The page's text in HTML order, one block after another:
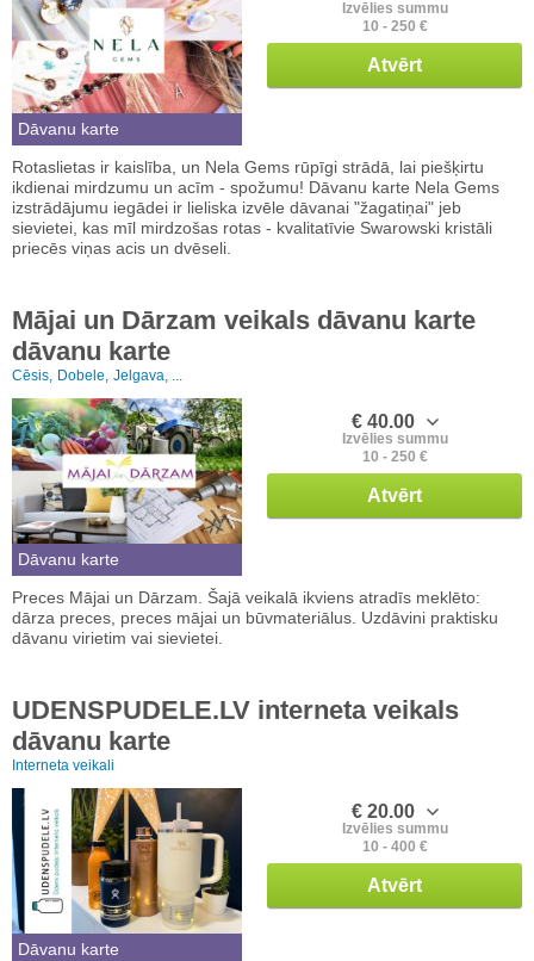
Dāvanu karte
Izvēlies summu
10 - 250 €
Atvērt
Rotaslietas ir kaislība, un Nela Gems rūpīgi strādā, lai piešķirtu
ikdienai mirdzumu un acīm - spožumu! Dāvanu karte Nela Gems
izstrādājumu iegādei ir lieliska izvēle dāvanai "žagatiņai" jeb
sievietei, kas mīl mirdzošas rotas - kvalitatīvie Swarowski kristāli
priecēs viņas acis un dvēseli.
Mājai un Dārzam veikals dāvanu karte
dāvanu karte
Cēsis, Dobele, Jelgava, ...
Dāvanu karte
€ 40.00
Izvēlies summu
10 - 250 €
Atvērt
Preces Mājai un Dārzam. Šajā veikalā ikviens atradīs meklēto:
dārza preces, preces mājai un būvmateriālus. Uzdāvini praktisku
dāvanu virietim vai sievietei.
UDENSPUDELE.LV interneta veikals
dāvanu karte
Interneta veikali
Dāvanu karte
€ 20.00
Izvēlies summu
10 - 400 €
Atvērt